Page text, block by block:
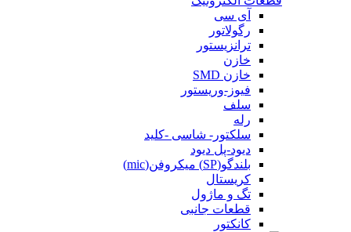
آی سی
رگولاتور
ترانزیستور
خازن
خازن SMD
فیوز-وریستور
سلف
رله
سلکتور- شاسی -کلید
دیود-پل دیود
بلندگو(SP) میکروفن(mic)
کریستال
تگ و ماژول
قطعات جانبی
کانکتور